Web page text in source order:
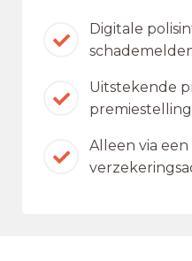
Digitale
Uitstekende
premiestelling
Alleen via